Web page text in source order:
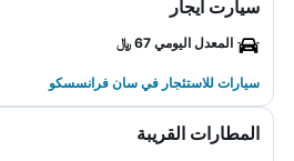
سيارت ايجار
المعدل اليومي 67 ﷼
سيارات للاستئجار في سان فرانسسكو
المطارات القريبة